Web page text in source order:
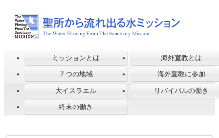
ミッションとは 海外宣教とは
７つの地域 海外宣教に参加
大イスラエル リバイバルの働き
終末の働き